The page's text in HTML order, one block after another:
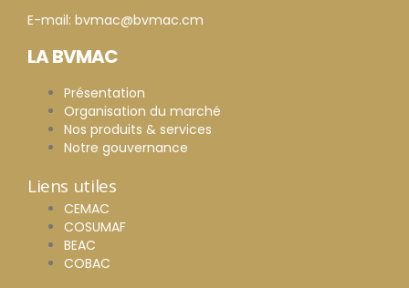
E-mail: bvmac@bvmac.cm
LA BVMAC
Présentation
Organisation du marché
Nos produits & services
Notre gouvernance
Liens utiles
CEMAC
COSUMAF
BEAC
COBAC